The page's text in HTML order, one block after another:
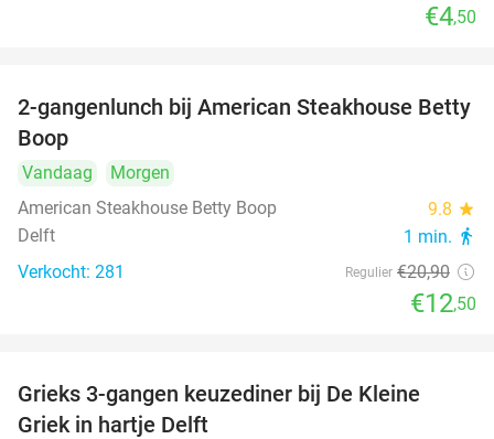
€4,50
40%
2-gangenlunch bij American Steakhouse Betty
Boop
Vandaag
Morgen
American Steakhouse Betty Boop
9.8 star
Delft 1 min. directions_walk
Verkocht: 281 Regulier €20,90
€12,50
Grieks 3-gangen keuzediner bij De Kleine
Griek in hartje Delft